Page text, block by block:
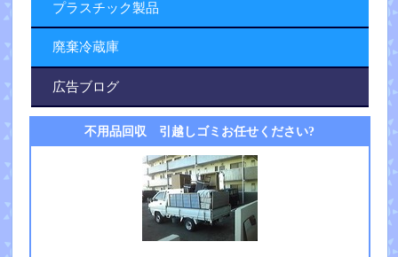
プラスチック製品
廃棄冷蔵庫
広告ブログ
不用品回収 引越しゴミお任せください?